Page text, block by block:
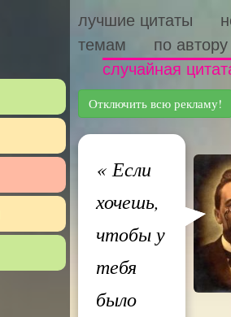
лучшие цитаты
темам
по автору
случайная
Отключить всю рекламу!
«Если
хочешь,
чтобы у
тебя
было